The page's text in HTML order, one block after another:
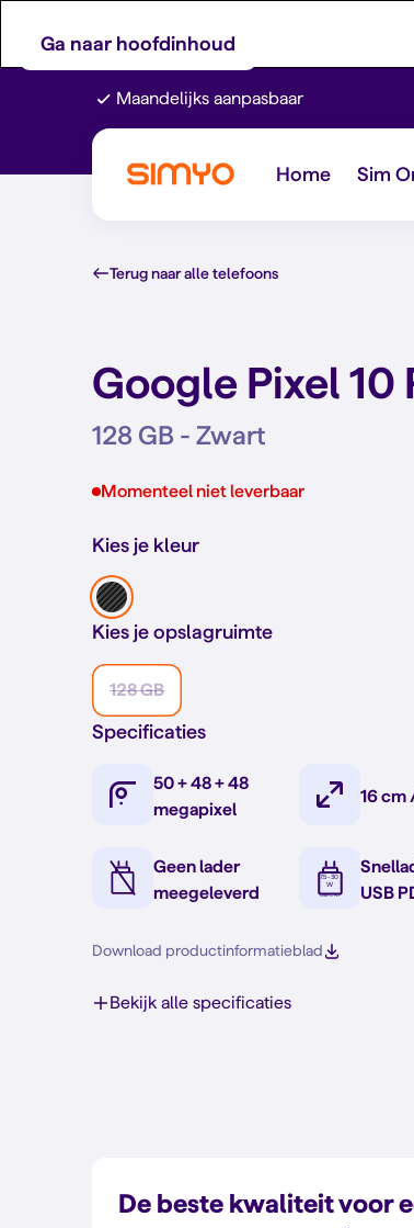
Ga naar hoofdinhoud
Maandelijks aanpasbaar
Home Sim
Terug naar alle telefoons
Google Pixel 10
128 GB - Zwart
Momenteel niet leverbaar
Kies je kleur
Kies je opslagruimte
128 GB
Specificaties
50 + 48 + 48
megapixel
16 cm
Geen lader
meegeleverd
USB
Download productinformatieblad
Bekijk alle specificaties
De beste kwaliteit voor